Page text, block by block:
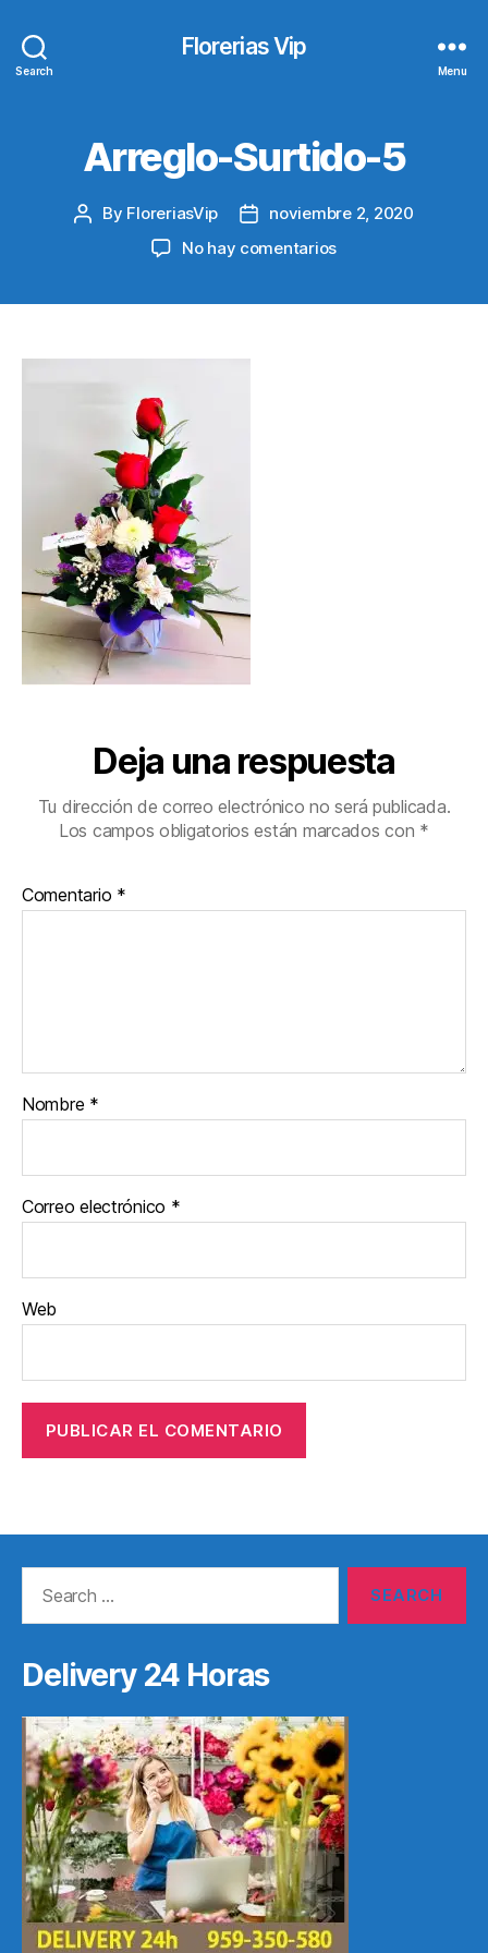
Search
Florerias Vip
Menu
Arreglo-Surtido-5
Post
By FloreriasVip
Postnoviembre 2, 2020
No hay comentariosen
Deja una respuesta
Tu dirección de correo electrónico no será publicada.
Los campos obligatorios están marcados con *
Comentario *
Nombre *
Correo electrónico *
Web
Delivery 24 Horas